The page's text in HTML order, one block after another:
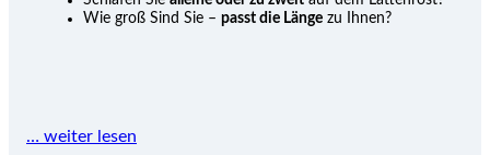
Wie groß Sind Sie – passt die Länge zu Ihnen?
… weiter lesen